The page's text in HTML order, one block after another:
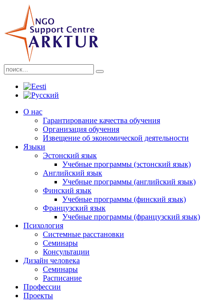
О нас
Гарантирование качества обучения
Организация обучения
Извещение об экономической деятельности
Языки
Эстонский язык
Учебные программы (эстонский язык)
Английский язык
Учебные программы (английский язык)
Финский язык
Учебные программы (финский язык)
Французский язык
Учебные программы (французский язык)
Психология
Системные расстановки
Семинары
Консультации
Дизайн человека
Семинары
Расписание
Профессии
Проекты